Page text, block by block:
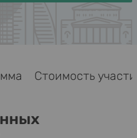
Стоимость участия